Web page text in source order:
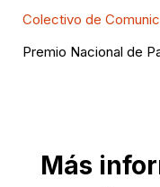
Colectivo de
Premio Nacional de
Más